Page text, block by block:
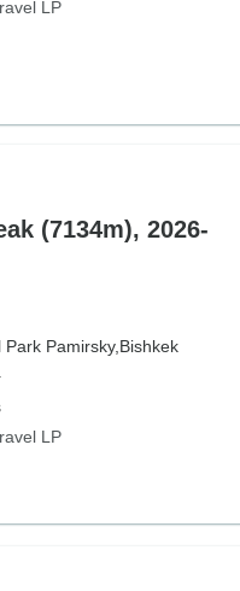
LP
(7134m), 2026-
Park Pamirsky, Bishkek
LP